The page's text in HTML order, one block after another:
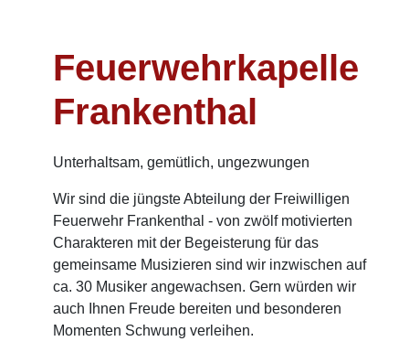
Feuerwehrkapelle
Frankenthal
Unterhaltsam, gemütlich, ungezwungen
Wir sind die jüngste Abteilung der Freiwilligen
Feuerwehr Frankenthal - von zwölf motivierten
Charakteren mit der Begeisterung für das
gemeinsame Musizieren sind wir inzwischen auf
ca. 30 Musiker angewachsen. Gern würden wir
auch Ihnen Freude bereiten und besonderen
Momenten Schwung verleihen.